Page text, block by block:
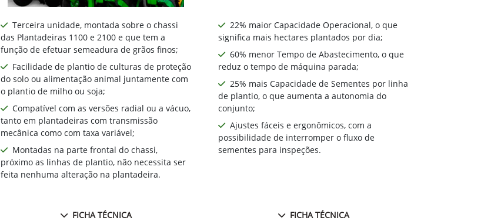
Terceira unidade, montada sobre o chassi
das Plantadeiras 1100 e 2100 e que tem a
função de efetuar semeadura de grãos finos;
Facilidade de plantio de culturas de proteção
do solo ou alimentação animal juntamente com
o plantio de milho ou soja;
Compatível com as versões radial ou a vácuo,
tanto em plantadeiras com transmissão
mecânica como com taxa variável;
Montadas na parte frontal do chassi,
próximo as linhas de plantio, não necessita ser
feita nenhuma alteração na plantadeira.
FICHA TÉCNICA
22% maior Capacidade Operacional, o que
significa mais hectares plantados por dia;
60% menor Tempo de Abastecimento, o que
reduz o tempo de máquina parada;
25% mais Capacidade de Sementes por linha
de plantio, o que aumenta a autonomia do
conjunto;
Ajustes fáceis e ergonômicos, com a
possibilidade de interromper o fluxo de
sementes para inspeções.
FICHA TÉCNICA